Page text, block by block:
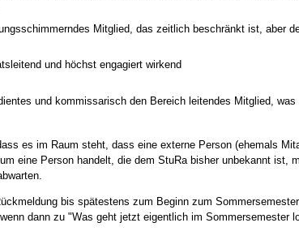
Mitglied, das zeitlich beschränkt ist, aber
und höchst engagiert wirkend
und kommissarisch den Bereich leitendes Mitglied,
es im Raum steht, dass eine externe Person (ehemals
eine Person handelt, die dem StuRa bisher unbekannt ist,
bis spätestens zum Beginn zum
dann zu "Was geht jetzt eigentlich im Sommersemester